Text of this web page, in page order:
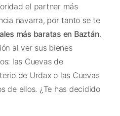
el partner más
navarra, por tanto se te
más baratas en Baztán.
al ver sus bienes
las Cuevas de
de Urdax o las Cuevas
de ellos. ¿Te has decidido